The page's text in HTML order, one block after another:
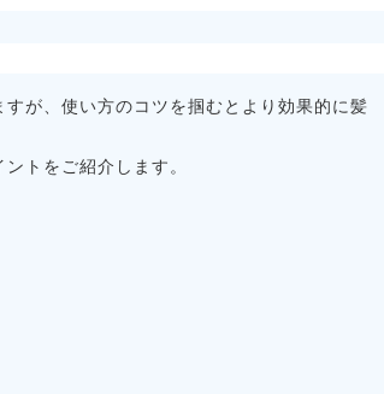
が、使い方のコツを掴むとより効果的に髪
トをご紹介します。